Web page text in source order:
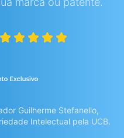
Guilherme Stefanello,
Intelectual pela UCB.